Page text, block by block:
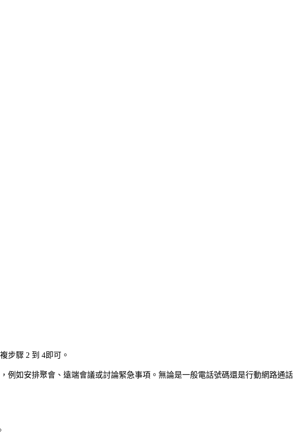
步驟 2 到 4即可。
例如安排聚會、遠端會議或討論緊急事項。無論是一般電話號碼還是行動網路通話